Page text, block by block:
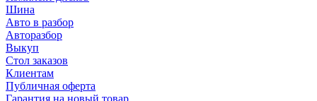
Шина
Авто в разбор
Авторазбор
Выкуп
Стол заказов
Клиентам
Публичная оферта
Гарантия на новый товар